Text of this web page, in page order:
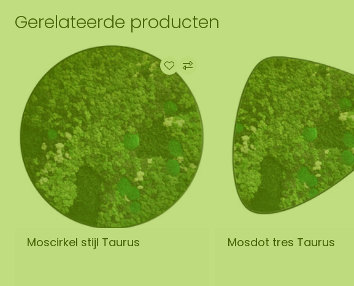
Gerelateerde producten
Moscirkel stijl Taurus Mosdot tres Taurus